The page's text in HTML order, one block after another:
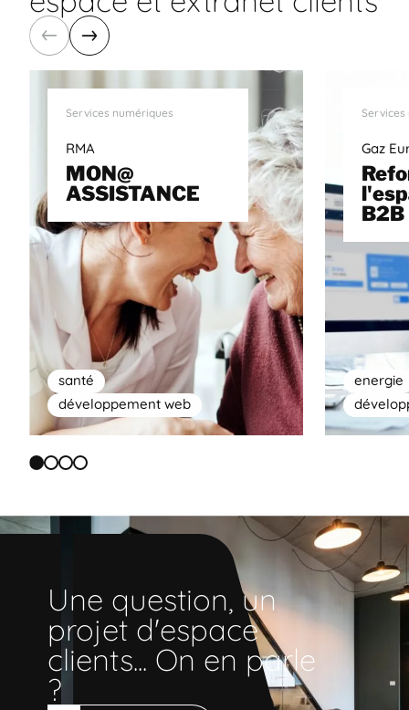
Précédent
Suivant
Services numériques
RMA
MON@
ASSISTANCE
santé
développement web
Gaz
B2B
energie
Une question, un projet d'espace clients... On en
Une question, un
projet d'espace
clients... On en parle
?